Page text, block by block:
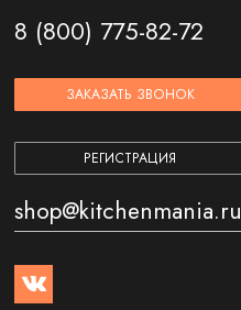
8 (800) 775-82-72
ЗАКАЗАТЬ ЗВОНОК
РЕГИСТРАЦИЯ
shop@kitchenmania.ru